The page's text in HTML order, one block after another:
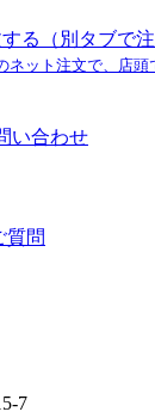
る
（別タブで
ネット注文で、店頭
い合わせ
質問
7